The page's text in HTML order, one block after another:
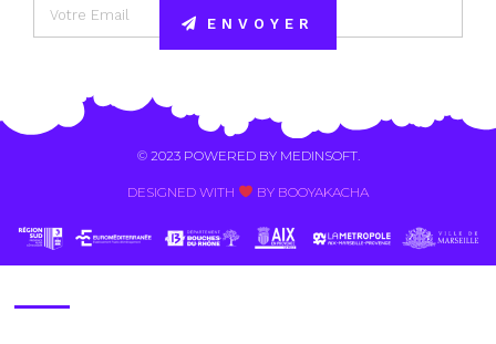
ENVOYER
© 2023 POWERED BY MEDINSOFT.
DESIGNED WITH BY BOOYAKACHA​